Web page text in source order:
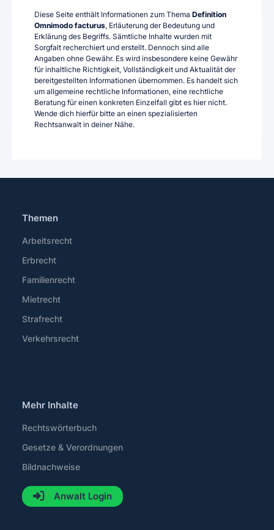
Diese Seite enthält Informationen zum Thema Definition
Omnimodo facturus, Erläuterung der Bedeutung und
Erklärung des Begriffs. Sämtliche Inhalte wurden mit
Sorgfalt recherchiert und erstellt. Dennoch sind alle
Angaben ohne Gewähr. Es wird insbesondere keine Gewähr
für inhaltliche Richtigkeit, Vollständigkeit und Aktualität der
bereitgestellten Informationen übernommen. Es handelt sich
um allgemeine rechtliche Informationen, eine rechtliche
Beratung für einen konkreten Einzelfall gibt es hier nicht.
Wende dich hierfür bitte an einen spezialisierten
Rechtsanwalt in deiner Nähe.
Themen
Arbeitsrecht
Erbrecht
Familienrecht
Mietrecht
Strafrecht
Verkehrsrecht
Mehr Inhalte
Rechtswörterbuch
Gesetze & Verordnungen
Bildnachweise
Anwalt Login